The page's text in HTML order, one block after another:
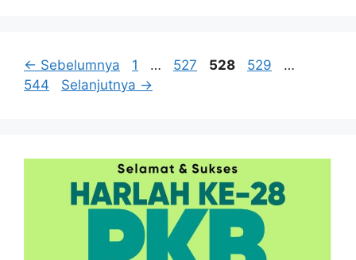
← Sebelumnya Halaman
1 … Halaman
527 Halaman
528 Halaman
529 …
544
Selanjutnya →